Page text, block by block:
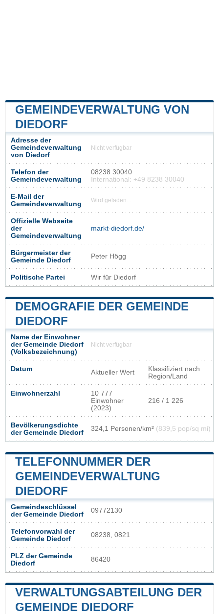
GEMEINDEVERWALTUNG VON
DIEDORF
Adresse der
Gemeindeverwaltung
von Diedorf
Nicht verfügbar
Telefon der
Gemeindeverwaltung
08238 30040
International: +49 8238 30040
E-Mail der
Gemeindeverwaltung
Wird geladen...
Offizielle Webseite
der
Gemeindeverwaltung
markt-diedorf.de/
Bürgermeister der
Gemeinde Diedorf
Peter Högg
Politische Partei Wir für Diedorf
DEMOGRAFIE DER GEMEINDE
DIEDORF
Name der Einwohner
der Gemeinde Diedorf
(Volksbezeichnung)
Nicht verfügbar
Datum Aktueller Wert
Klassifiziert nach
Region/Land
Einwohnerzahl
10 777
Einwohner
(2023)
216 / 1 226
Bevölkerungsdichte
der Gemeinde Diedorf
324,1 Personen/km² (839,5 pop/sq mi)
TELEFONNUMMER DER
GEMEINDEVERWALTUNG
DIEDORF
Gemeindeschlüssel
der Gemeinde Diedorf
09772130
Telefonvorwahl der
Gemeinde Diedorf
08238, 0821
PLZ der Gemeinde
Diedorf
86420
VERWALTUNGSABTEILUNG DER
GEMEINDE DIEDORF